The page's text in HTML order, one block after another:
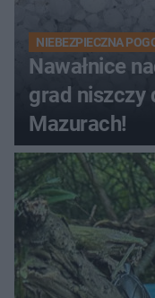
NIEBEZPIECZNA
Nawałnice
grad niszczy
Mazurach!